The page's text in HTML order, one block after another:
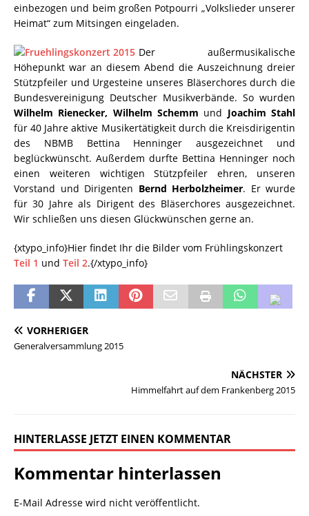
einbezogen und beim großen Potpourri „Volkslieder unserer
Heimat“ zum Mitsingen eingeladen.
Der außermusikalische
Höhepunkt war an diesem Abend die Auszeichnung dreier
Stützpfeiler und Urgesteine unseres Bläserchores durch die
Bundesvereinigung Deutscher Musikverbände. So wurden
Wilhelm Rienecker, Wilhelm Schemm und Joachim Stahl
für 40 Jahre aktive Musikertätigkeit durch die Kreisdirigentin
des NBMB Bettina Henninger ausgezeichnet und
beglückwünscht. Außerdem durfte Bettina Henninger noch
einen weiteren wichtigen Stützpfeiler ehren, unseren
Vorstand und Dirigenten Bernd Herbolzheimer. Er wurde
für 30 Jahre als Dirigent des Bläserchores ausgezeichnet.
Wir schließen uns diesen Glückwünschen gerne an.
{xtypo_info}Hier findet Ihr die Bilder vom Frühlingskonzert
Teil 1 und Teil 2.{/xtypo_info}
VORHERIGER
Generalversammlung 2015
NÄCHSTER
Himmelfahrt auf dem Frankenberg 2015
HINTERLASSE JETZT EINEN KOMMENTAR
Kommentar hinterlassen
E-Mail Adresse wird nicht veröffentlicht.